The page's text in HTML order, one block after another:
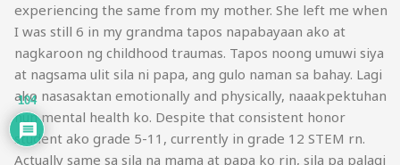
experiencing the same from my mother. She left me when
I was still 6 in my grandma tapos napabayaan ako at
nagkaroon ng childhood traumas. Tapos noong umuwi siya
at nagsama ulit sila ni papa, ang gulo naman sa bahay. Lagi
ako nasasaktan emotionally and physically, naaakpektuhan
nun mental health ko. Despite that consistent honor
student ako grade 5-11, currently in grade 12 STEM rn.
Actually same sa sila na mama at papa ko rin, sila pa palagi
104